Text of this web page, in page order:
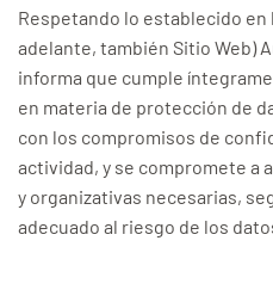
Respetando lo establecido
adelante, también Sitio Web)
informa que cumple
en materia de protección de
con los compromisos de
actividad, y se compromete a
y organizativas necesarias,
adecuado al riesgo de los